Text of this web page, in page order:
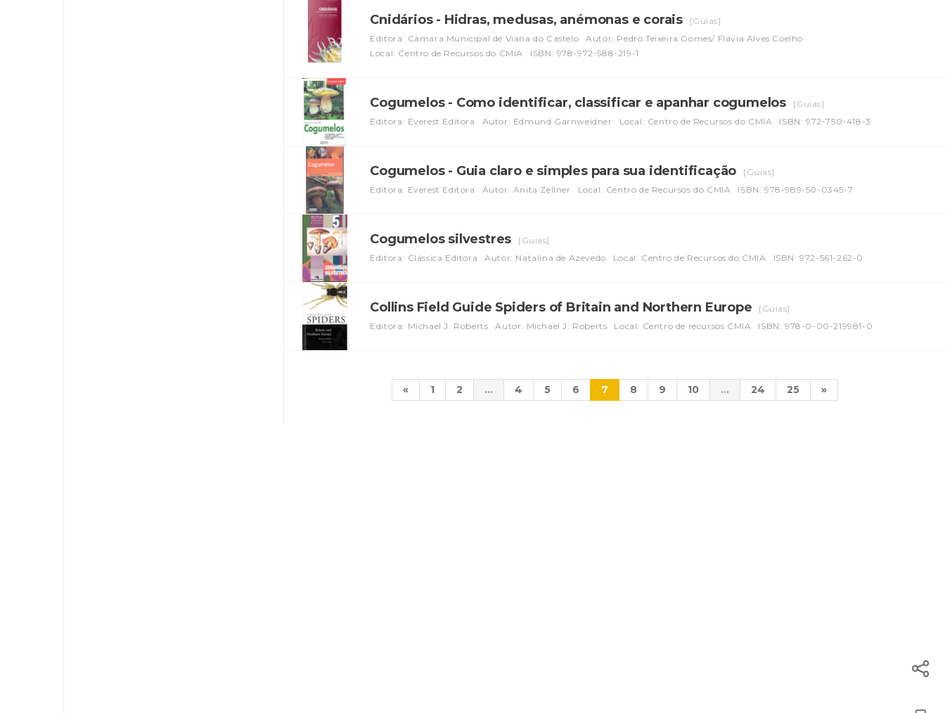
Cnidários - Hidras, medusas, anémonas e corais
[Guias]
Editora: Câmara Municipal de Viana do Castelo
Autor: Pedro Teixeira Gomes/ Flávia Alves Coelho
Local: Centro de Recursos do CMIA
ISBN: 978-972-588-219-1
Cogumelos - Como identificar, classificar e apanhar cogumelos
[Guias]
Editora: Everest Editora
Autor: Edmund Garnweidner Local: Centro de Recursos do CMIA ISBN: 972-750-418-3
Cogumelos - Guia claro e simples para sua identificação
[Guias]
Editora: Everest Editora
Autor: Anita Zellner Local: Centro de Recursos do CMIA ISBN: 978-989-50-0345-7
Cogumelos silvestres
[Guias]
Editora: Clássica Editora
Autor: Natalina de Azevedo Local: Centro de Recursos do CMIA ISBN: 972-561-262-0
Collins Field Guide Spiders of Britain and Northern Europe
[Guias]
Editora: Michael J. Roberts
Autor: Michael J. Roberts Local: Centro de recursos CMIA ISBN: 978-0-00-219981-0
« 1 2 ... 4 5 6 7 8 9 10 ... 24 25 »